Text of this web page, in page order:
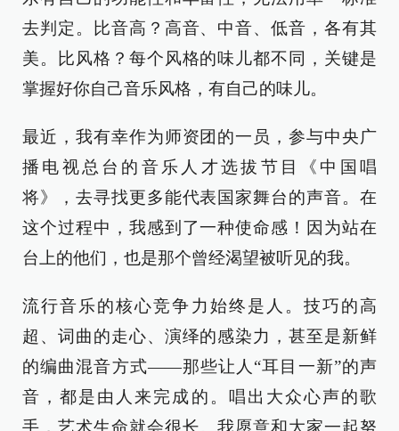
去判定。比音高？高音、中音、低音，各有其
美。比风格？每个风格的味儿都不同，关键是
掌握好你自己音乐风格，有自己的味儿。
最近，我有幸作为师资团的一员，参与中央广
播电视总台的音乐人才选拔节目《中国唱
将》，去寻找更多能代表国家舞台的声音。在
这个过程中，我感到了一种使命感！因为站在
台上的他们，也是那个曾经渴望被听见的我。
流行音乐的核心竞争力始终是人。技巧的高
超、词曲的走心、演绎的感染力，甚至是新鲜
的编曲混音方式——那些让人“耳目一新”的声
音，都是由人来完成的。唱出大众心声的歌
手，艺术生命就会很长。我愿意和大家一起努